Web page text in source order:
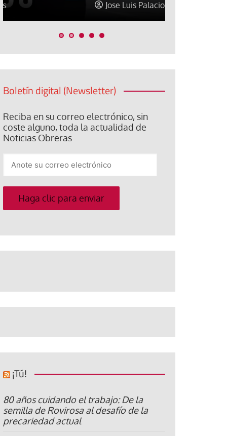
Jose Luis Palacios
Boletín digital (Newsletter)
Reciba en su correo electrónico, sin
coste alguno, toda la actualidad de
Noticias Obreras
su
correo
electrónico
Haga clic para enviar
¡Tú!
80 años cuidando el trabajo: De la
semilla de Rovirosa al desafío de la
precariedad actual